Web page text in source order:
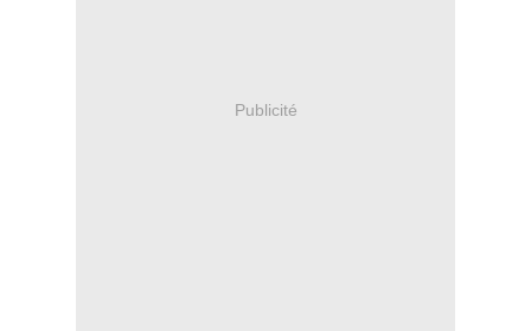
Publicité